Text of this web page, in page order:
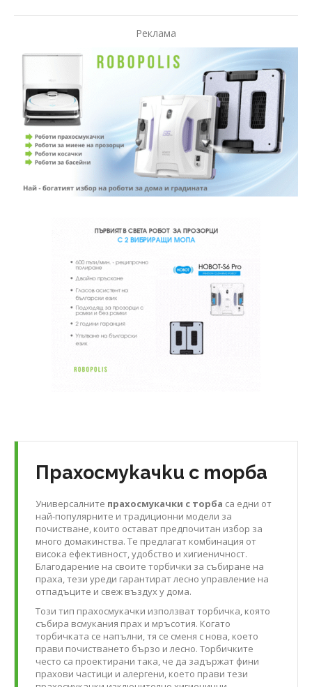
Реклама
Прахосмукачки с торба
Универсалните прахосмукачки с торба са едни от
най-популярните и традиционни модели за
почистване, които остават предпочитан избор за
много домакинства. Те предлагат комбинация от
висока ефективност, удобство и хигиеничност.
Благодарение на своите торбички за събиране на
праха, тези уреди гарантират лесно управление на
отпадъците и свеж въздух у дома.
Този тип прахосмукачки използват торбичка, която
събира всмукания прах и мръсотия. Когато
торбичката се напълни, тя се сменя с нова, което
прави почистването бързо и лесно. Торбичките
често са проектирани така, че да задържат фини
прахови частици и алергени, което прави тези